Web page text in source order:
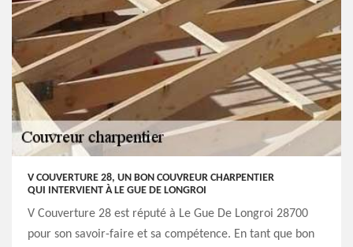
V COUVERTURE 28, UN BON COUVREUR CHARPENTIER
QUI INTERVIENT À LE GUE DE LONGROI
V Couverture 28 est réputé à Le Gue De Longroi 28700
pour son savoir-faire et sa compétence. En tant que bon